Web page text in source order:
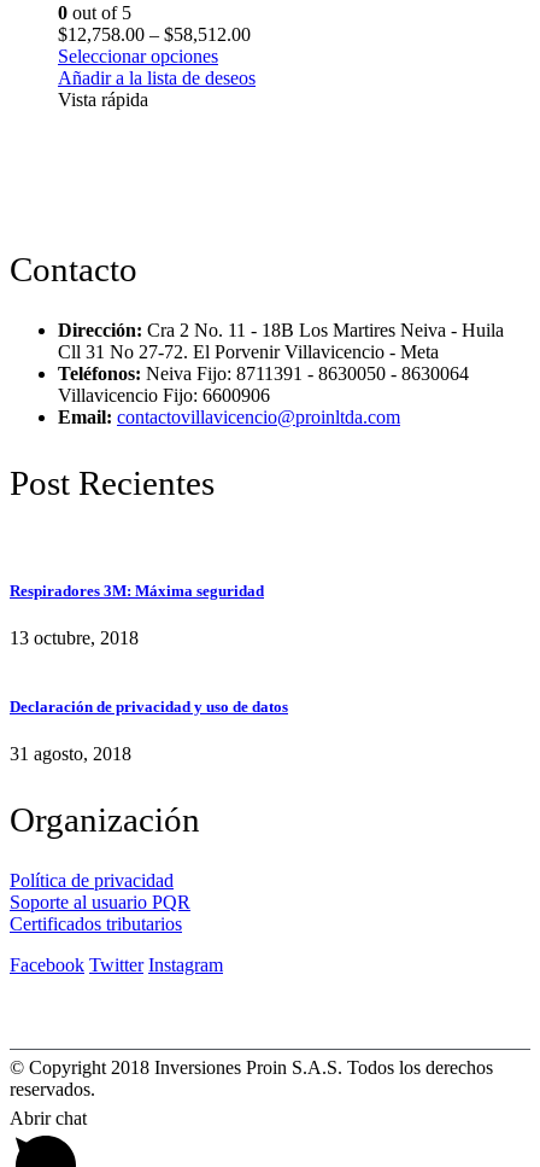
0 out of 5
$12,758.00 – $58,512.00
Seleccionar opciones
Añadir a la lista de deseos
Vista rápida
Contacto
Dirección: Cra 2 No. 11 - 18B Los Martires Neiva - Huila
Cll 31 No 27-72. El Porvenir Villavicencio - Meta
Teléfonos: Neiva Fijo: 8711391 - 8630050 - 8630064
Villavicencio Fijo: 6600906
Email: contactovillavicencio@proinltda.com
Post Recientes
Respiradores 3M: Máxima seguridad
13 octubre, 2018
Declaración de privacidad y uso de datos
31 agosto, 2018
Organización
Política de privacidad
Soporte al usuario PQR
Certificados tributarios
Facebook Twitter Instagram
© Copyright 2018 Inversiones Proin S.A.S. Todos los derechos
reservados.
Abrir chat